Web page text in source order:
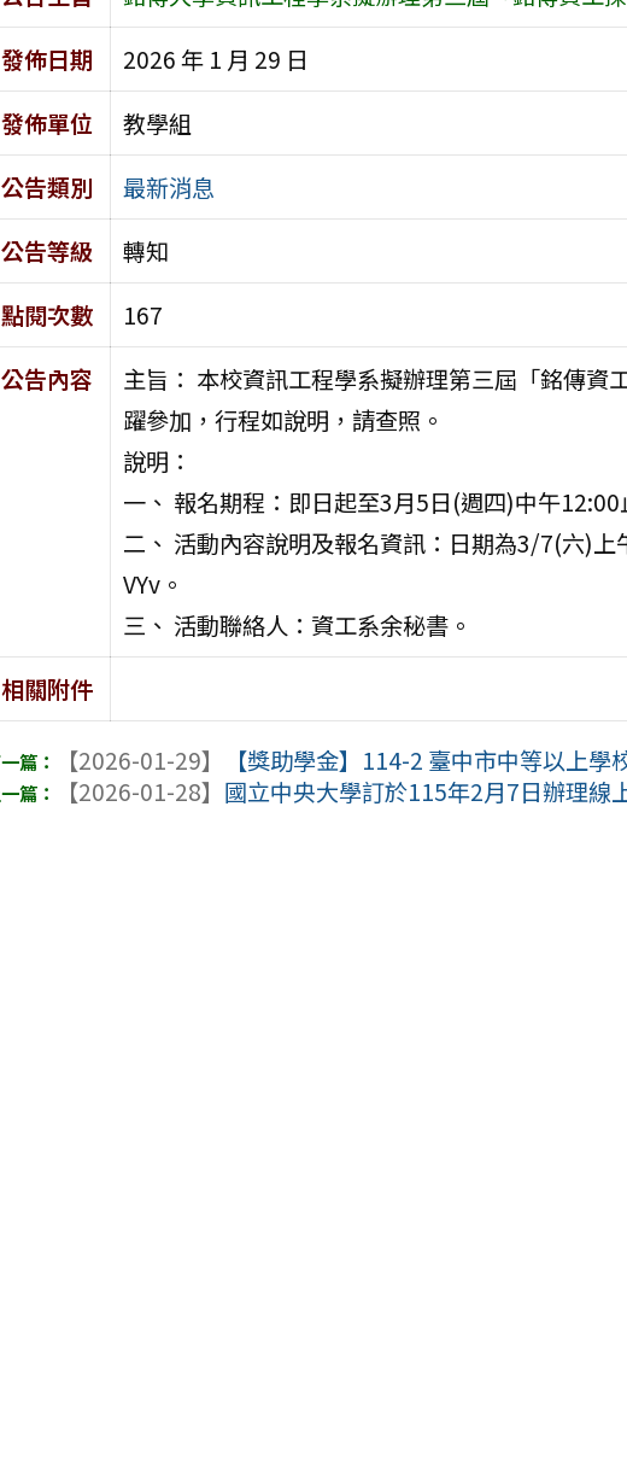
發佈日期
2026 年 1 月 29 日
發佈單位
教學組
公告類別
最新消息
公告等級
轉知
點閱次數
167
公告內容
主旨： 本校資訊工程學系擬辦理第三屆「銘傳
躍參加，行程如說明，請查照。
說明：
一、 報名期程：即日起至3月5日(週四)中午12:00
二、 活動內容說明及報名資訊：日期為3/7(六)
VYv。
三、 活動聯絡人：資工系余秘書。
相關附件
【2026-01-29】
【獎助學金】114-2 臺中市中等以上
【2026-01-28】 國立中央大學訂於115年2月7日辦理線